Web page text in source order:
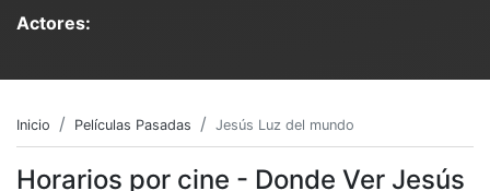
Actores:
Inicio Películas Pasadas Jesús Luz del mundo
Horarios por cine - Donde Ver Jesús